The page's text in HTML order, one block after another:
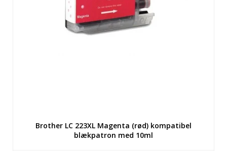
Brother LC 223XL Magenta (rød) kompatibel
blækpatron med 10ml